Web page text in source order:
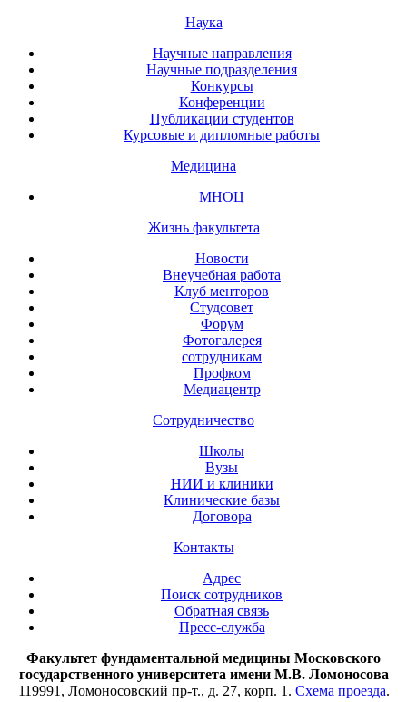
Наука
Научные направления
Научные подразделения
Конкурсы
Конференции
Публикации студентов
Курсовые и дипломные работы
Медицина
МНОЦ
Жизнь факультета
Новости
Внеучебная работа
Клуб менторов
Студсовет
Форум
Фотогалерея
сотрудникам
Профком
Медиацентр
Сотрудничество
Школы
Вузы
НИИ и клиники
Клинические базы
Договора
Контакты
Адрес
Поиск сотрудников
Обратная связь
Пресс-служба
Факультет фундаментальной медицины Московского
государственного университета имени М.В. Ломоносова
119991, Ломоносовский пр-т., д. 27, корп. 1. Схема проезда.